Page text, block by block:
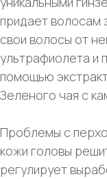
придает волосам
свои волосы от
ультрафиолета и
помощью
Зеленого чая с
Проблемы с
кожи головы
регулирует